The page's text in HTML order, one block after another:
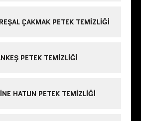
ÇAKMAK PETEK TEMIZLIĞI
PETEK TEMIZLIĞI
HATUN PETEK TEMIZLIĞI